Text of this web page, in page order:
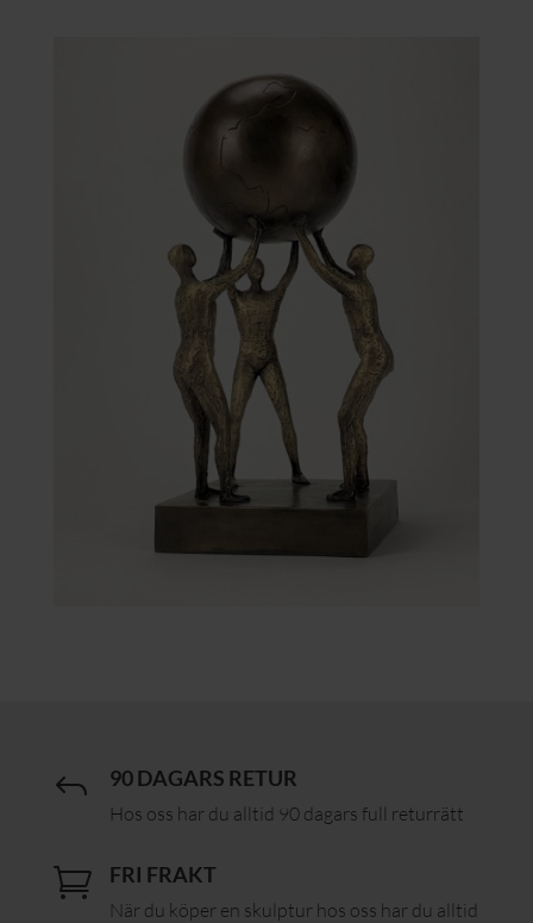
J 90 DAGARS RETUR
Hos oss har du alltid 90 dagars full returrätt
 FRI FRAKT
När du köper en skulptur hos oss har du alltid